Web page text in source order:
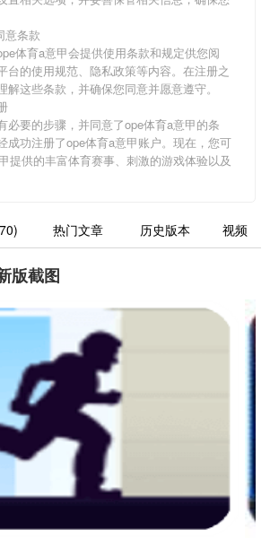
意条款
体育a意甲会提供使用条款和规定供您阅
台的使用规范、隐私政策等内容。在注册之
解这些条款，并确保您同意并愿意遵守。
必要的步骤，并同意了ope体育a意甲的条
成功注册了ope体育a意甲账户。现在，您可
提供的丰富体育赛事、刺激的游戏体验以及
热门文章 历史版本 视频
版截图